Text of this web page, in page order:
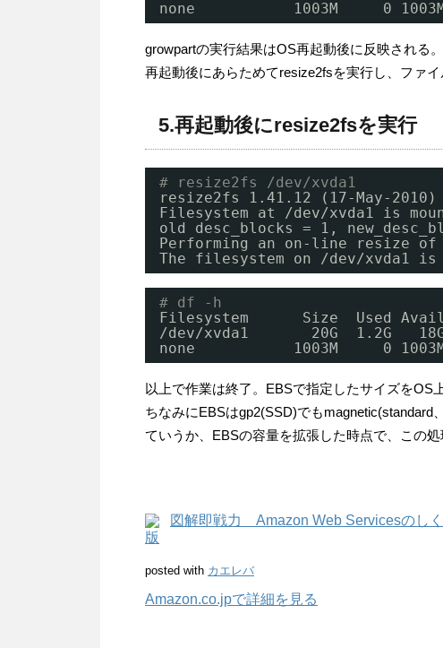
none           1003M     0
growpartの実行結果はOS再起動後に反映される。
再起動後にあらためてresize2fsを実行し、ファイ
5.再起動後にresize2fsを実行
# resize2fs /dev/xvda1
resize2fs 1.41.12 (17-May-2010)
Filesystem at /dev/xvda1
is
old desc_blocks = 1,
Performing an on-line resize of
The filesystem on /dev/xvda1 is
# df -h
Filesystem      Size  Used Avail
/dev/xvda1
20G  1.2G
none           1003M     0
以上で作業は終了。EBSで指定したサイズをOS
ちなみにEBSはgp2(SSD)でもmagnetic(standard
ていうか、EBSの容量を拡張した時点で、この
図解即戦力 Amazon Web Servicesのし
版
posted with カエレバ
Amazon.co.jpで詳細を見る